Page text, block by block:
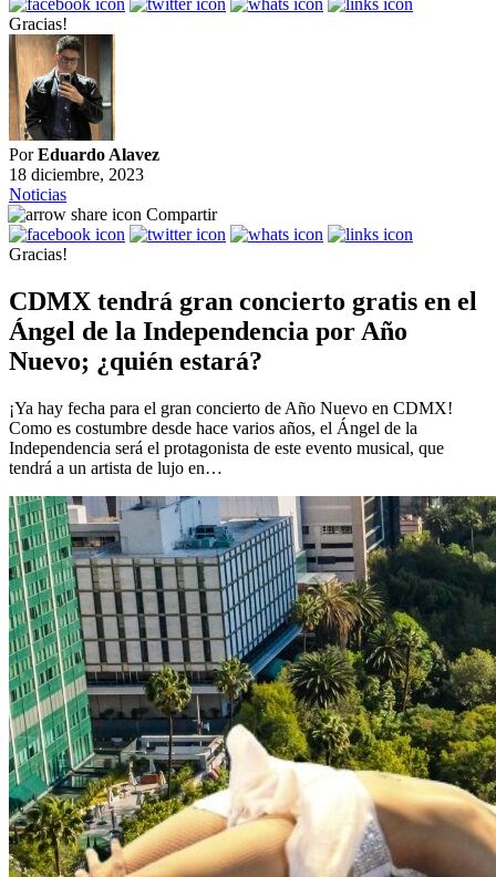
Gracias!
PorEduardo Alavez
18 diciembre, 2023
Noticias
Compartir
Gracias!
CDMX tendrá gran concierto gratis en el
Ángel de la Independencia por Año
Nuevo; ¿quién estará?
¡Ya hay fecha para el gran concierto de Año Nuevo en CDMX!
Como es costumbre desde hace varios años, el Ángel de la
Independencia será el protagonista de este evento musical, que
tendrá a un artista de lujo en…